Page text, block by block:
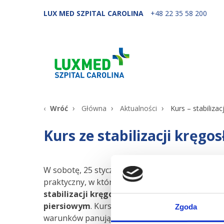
Zgoda
LUX MED SZPITAL CAROLINA +48 22 35 58 200
Wróć Główna Aktualności Kurs –
Kurs ze stabilizacji
W sobotę, 25 stycznia, wCentrum Edukacji
praktyczny, w którego trakcie
stabilizacji kręgosłupa z dostępu tylnego w
piersiowym. Kurs został przeprowadzony w
warunków panujących na sali operacyjnej.